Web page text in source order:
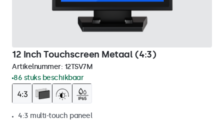
12 Inch Touchscreen Metaal (4:3)
Artikelnummer: 12TSV7M
86 stuks beschikbaar
4:3 multi-touch paneel